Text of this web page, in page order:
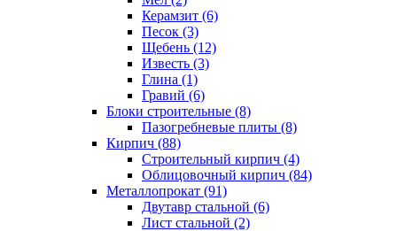
Керамзит (6)
Песок (3)
Щебень (12)
Известь (3)
Глина (1)
Гравий (6)
Блоки строительные (8)
Пазогребневые плиты (8)
Кирпич (88)
Строительный кирпич (4)
Облицовочный кирпич (84)
Металлопрокат (91)
Двутавр стальной (6)
Лист стальной (2)